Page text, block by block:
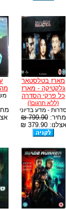
מארז בטלסטאר
גלקטיקה - מארז
כל פרקי הסדרה
(ללא תרגום!)
- מדע בדיוני
מחיר:799.90 ₪
אצלנו: 379.90 ₪